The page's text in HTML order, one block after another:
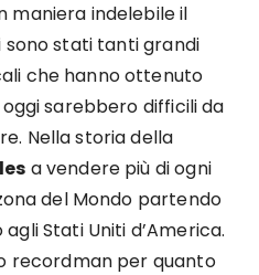
maniera indelebile il
sono stati tanti grandi
che hanno ottenuto
sarebbero difficili da
Nella storia della
a vendere più di ogni
del Mondo partendo
Stati Uniti d’America.
recordman per quanto